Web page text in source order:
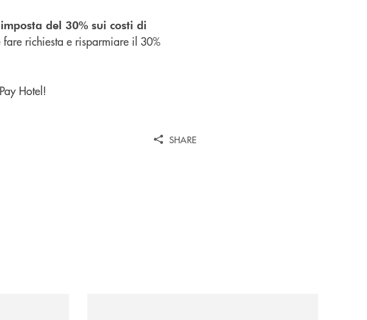
del 30% sui costi di
fare richiesta e risparmiare il 30%
Hotel!
SHARE